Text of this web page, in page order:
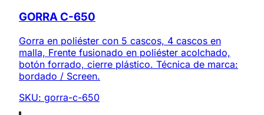
GORRA C-650
Gorra en poliéster con 5 cascos, 4 cascos en
malla, Frente fusionado en poliéster acolchado,
botón forrado, cierre plástico. Técnica de marca:
bordado / Screen.
SKU: gorra-c-650